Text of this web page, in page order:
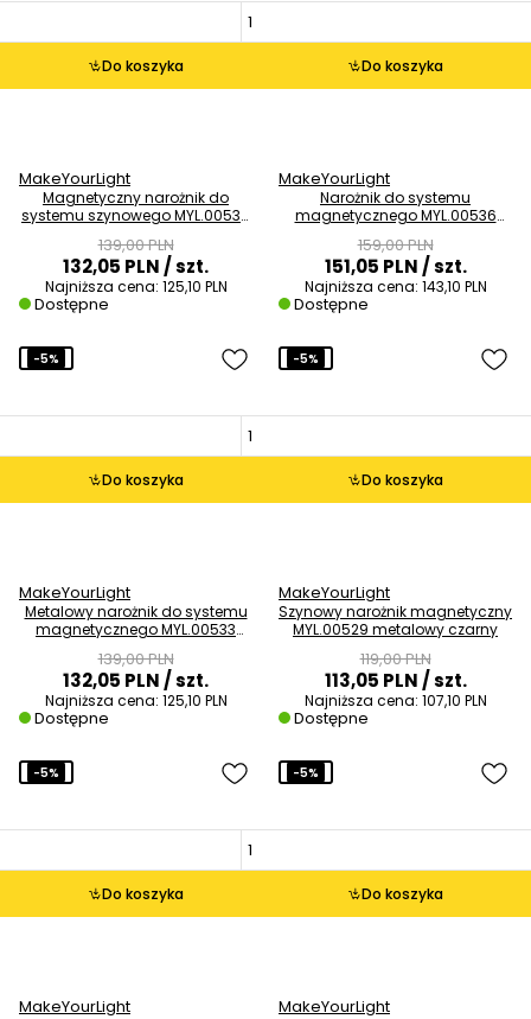
Do koszyka
MakeYourLight
Magnetyczny narożnik do
systemu szynowego MYL.00539
139,00 PLN
132,05 PLN/ szt.
Najniższa cena: 125,10 PLN
Dostępne
Do koszyka
MakeYourLight
Narożnik do systemu
magnetycznego MYL.00536
159,00 PLN
151,05 PLN/ szt.
Najniższa cena: 143,10 PLN
Dostępne
Do koszyka
-5%
MakeYourLight
Metalowy narożnik do systemu
magnetycznego MYL.00533
139,00 PLN
132,05 PLN/ szt.
Najniższa cena: 125,10 PLN
Dostępne
Do koszyka
-5%
MakeYourLight
Szynowy narożnik magnetyczny
MYL.00529 metalowy czarny
119,00 PLN
113,05 PLN/ szt.
Najniższa cena: 107,10 PLN
Dostępne
Do koszyka
-5%
MakeYourLight
Do koszyka
-5%
MakeYourLight